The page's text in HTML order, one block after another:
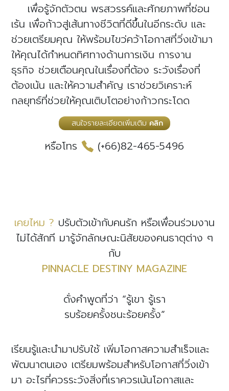
เพื่อรู้จักตัวตน พรสวรรค์และศักยภาพที่ซ่อน
เร้น เพื่อก้าวสู่เส้นทางชีวิตที่ดีขึ้นในอีกระดับ และ
ช่วยเตรียมคุณ ให้พร้อมไขว่คว้าโอกาสที่วิ่งเข้ามา
ให้คุณได้กำหนดทิศทางด้านการเงิน การงาน
ธุรกิจ ช่วยเตือนคุณในเรื่องที่ต้อง ระวังเรื่องที่
ต้องเน้น และให้ความสำคัญ เราช่วยวิเคราะห์
กลยุทธ์ที่ช่วยให้คุณเติบโตอย่างก้าวกระโดด
สนใจรายละเอียดเพิ่มเติมคลิก
หรือโทร (+66)82-465-5496
เคยไหม ? ปรับตัวเข้ากับคนรัก หรือเพื่อนร่วมงาน
ไม่ได้สักที มารู้จักลักษณะนิสัยของคนธาตุต่าง ๆ
กับ
PINNACLE DESTINY MAGAZINE
ดั่งคำพูดที่ว่า “รู้เขา รู้เรา
รบร้อยครั้งชนะร้อยครั้ง”
เรียนรู้และนำมาปรับใช้ เพิ่มโอกาสความสำเร็จและ
พัฒนาตนเอง เตรียมพร้อมสำหรับโอกาสที่วิ่งเข้า
มา อะไรที่ควรระวังสิ่งที่เราควรเน้นโอกาสและ